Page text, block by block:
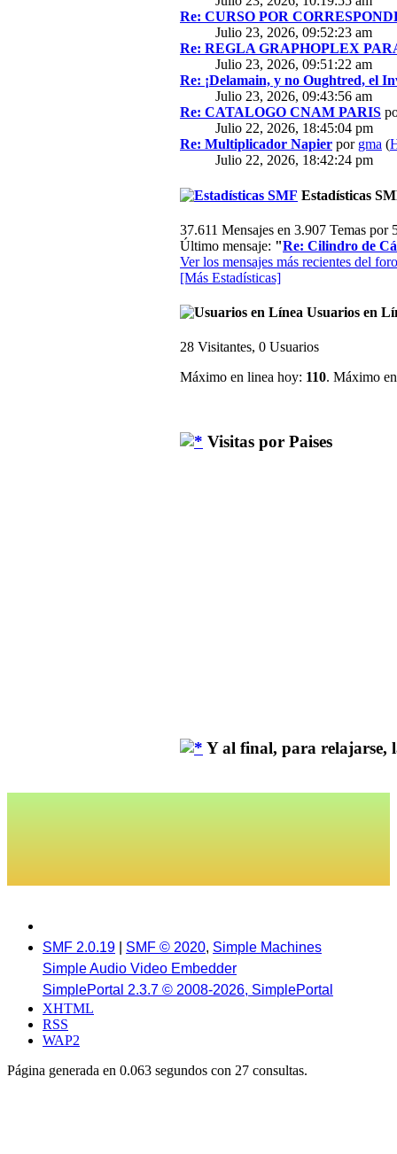
Re: CURSO POR
Julio 23, 2026, 09:52:23 am
Re: REGLA GRAPHOPLEX
Julio 23, 2026, 09:51:22 am
Re: ¡Delamain, y no Oughtred, el
Julio 23, 2026, 09:43:56 am
Re: CATALOGO CNAM PARIS
Julio 22, 2026, 18:45:04 pm
Re: Multiplicador Napier por gma (
Julio 22, 2026, 18:42:24 pm
Estadísticas
37.611 Mensajes en 3.907 Temas
Último mensaje: "Re: Cilindro de
Ver los mensajes más recientes del
[Más Estadísticas]
Usuarios en
28 Visitantes, 0 Usuarios
Máximo en linea hoy: 110. Máximo
Visitas por Paises
Y al final, para relajarse,
SMF 2.0.19 SMF © 2020, Simple Machines
Simple Audio Video Embedder
SimplePortal 2.3.7 © 2008-2026, SimplePortal
XHTML
RSS
WAP2
Página generada en 0.063 segundos con 27 consultas.